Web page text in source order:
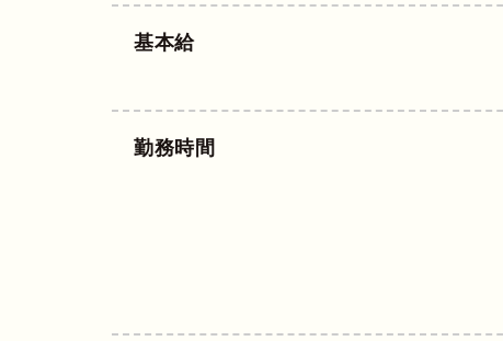
基本給
勤務時間